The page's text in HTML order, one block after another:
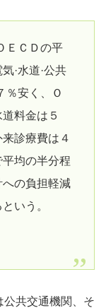
ＥＣＤの平
·水道·公共
％安く、Ｏ
料金は５
診療費は４
均の半分程
の負担軽減
いう。
共交通機関、そ